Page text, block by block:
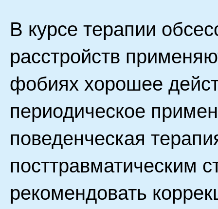
В курсе терапии
расстройств
фобиях хорошее
периодическое
поведенческая
посттравматическим
рекомендовать